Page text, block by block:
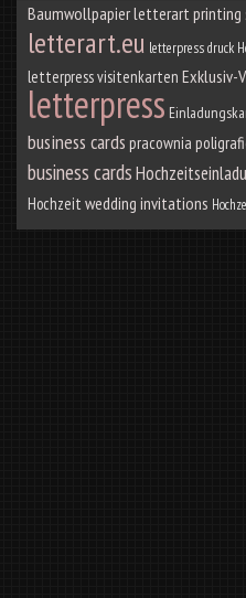
Baumwollpapierletterart printing
letterart.eu letterpress druck
letterpress visitenkarten Exklusiv-
letterpress
business cards pracownia
business cards
Hochzeit wedding invitations